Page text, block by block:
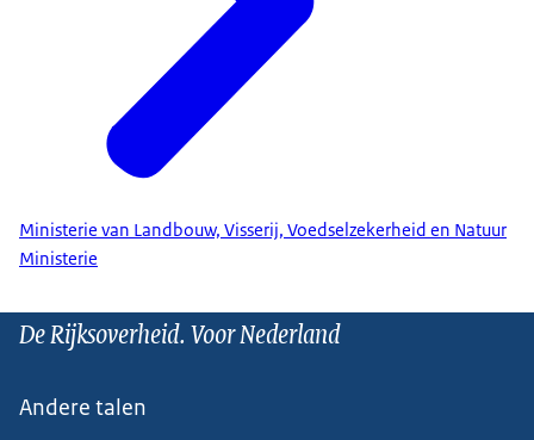
Ministerie van Landbouw, Visserij, Voedselzekerheid en Natuur
Ministerie
De Rijksoverheid. Voor Nederland
Andere talen